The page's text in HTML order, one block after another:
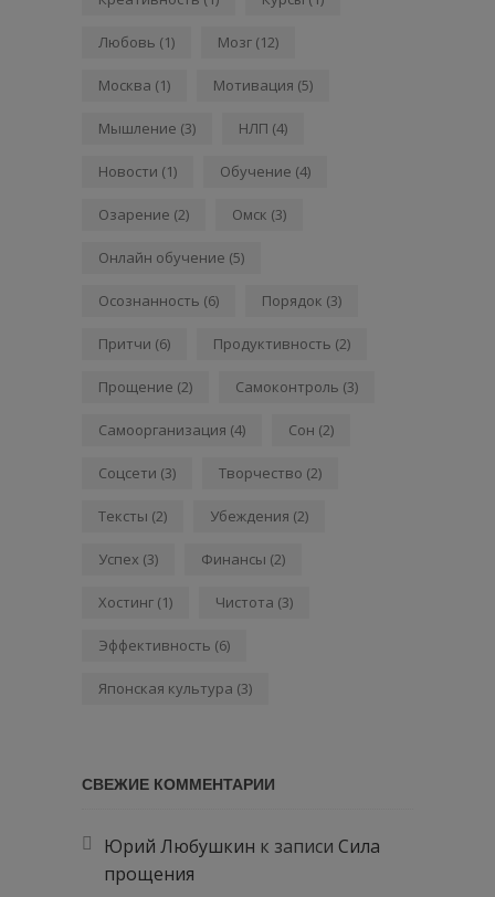
Любовь (1) Мозг (12)
Москва (1) Мотивация (5)
Мышление (3) НЛП (4)
Новости (1) Обучение (4)
Озарение (2) Омск (3)
Онлайн обучение (5)
Осознанность (6) Порядок (3)
Притчи (6) Продуктивность (2)
Прощение (2) Самоконтроль (3)
Самоорганизация (4) Сон (2)
Соцсети (3) Творчество (2)
Тексты (2) Убеждения (2)
Успех (3) Финансы (2)
Хостинг (1) Чистота (3)
Эффективность (6)
Японская культура (3)
СВЕЖИЕ КОММЕНТАРИИ
Юрий Любушкин к записи Сила
прощения